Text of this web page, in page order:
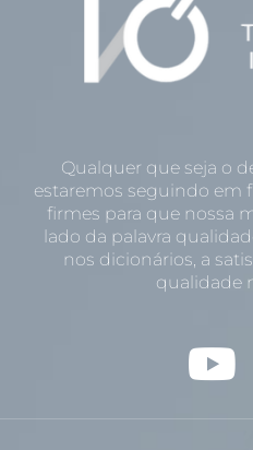
Qualquer que seja o
estaremos seguindo em
firmes para que nossa
lado da palavra
nos dicionários, a
qualidade